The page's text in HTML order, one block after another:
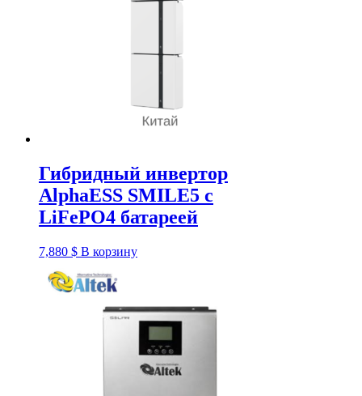
Гибридный инвертор
AlphaESS SMILE5 с
LiFePO4 батареей
7,880 $ В корзину